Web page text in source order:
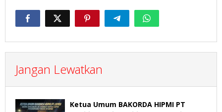
Jangan Lewatkan
Ketua Umum BAKORDA HIPMI PT